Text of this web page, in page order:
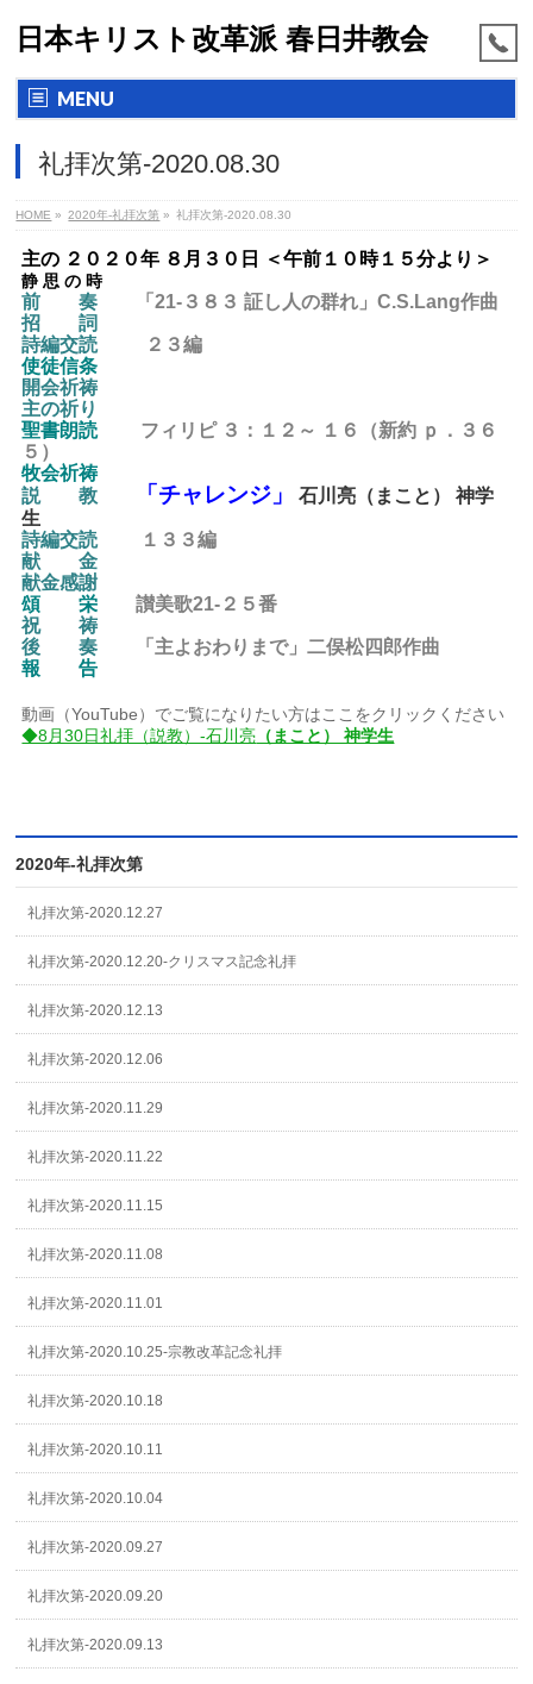
日本キリスト改革派 春日井教会
MENU
礼拝次第-2020.08.30
HOME » 2020年-礼拝次第 » 礼拝次第-2020.08.30
主の ２０２０年 ８月３０日 ＜午前１０時１５分より＞
静 思 の 時
前 奏 「21-３８３ 証し人の群れ 」C.S.Lang作曲
招 詞
詩編交読
２３編
使徒信条
開会祈祷
主の祈り
聖書朗読
フィリピ ３：１２～ １６（新約 ｐ．３６
５）
牧会祈祷
説 教
「チャレンジ」
石川亮（まこと） 神学
生
詩編交読１３３編
献 金
献金感謝
頌 栄讃美歌21-２５番
祝 祷
後
奏 「主よおわりまで」二俣松四郎作曲
報 告
動画（YouTube）でご覧になりたい方はここをクリックください
◆8月30日礼拝（説教）-石川亮 （まこと） 神学生
2020年-礼拝次第
礼拝次第-2020.12.27
礼拝次第-2020.12.20-クリスマス記念礼拝
礼拝次第-2020.12.13
礼拝次第-2020.12.06
礼拝次第-2020.11.29
礼拝次第-2020.11.22
礼拝次第-2020.11.15
礼拝次第-2020.11.08
礼拝次第-2020.11.01
礼拝次第-2020.10.25-宗教改革記念礼拝
礼拝次第-2020.10.18
礼拝次第-2020.10.11
礼拝次第-2020.10.04
礼拝次第-2020.09.27
礼拝次第-2020.09.20
礼拝次第-2020.09.13